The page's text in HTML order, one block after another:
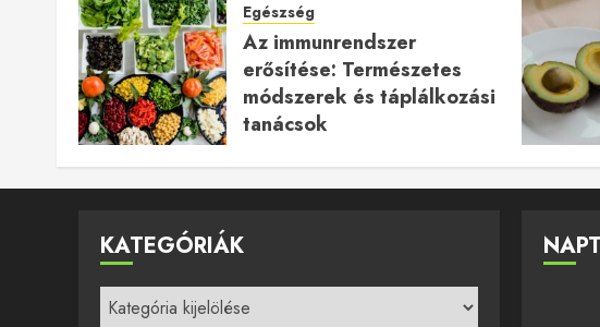
Egészség
Az immunrendszer
erősítése: Természetes
módszerek és táplálkozási
tanácsok
KATEGÓRIÁK
Kategóriák